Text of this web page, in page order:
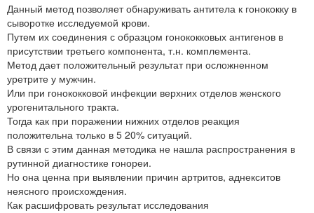
Данный метод позволяет обнаруживать антитела к гонококку в
сыворотке исследуемой крови.
Путем их соединения с образцом гонококковых антигенов в
присутствии третьего компонента, т.н. комплемента.
Метод дает положительный результат при осложненном
уретрите у мужчин.
Или при гонококковой инфекции верхних отделов женского
урогенитального тракта.
Тогда как при поражении нижних отделов реакция
положительна только в 5 20% ситуаций.
В связи с этим данная методика не нашла распространения в
рутинной диагностике гонореи.
Но она ценна при выявлении причин артритов, аднекситов
неясного происхождения.
Как расшифровать результат исследования